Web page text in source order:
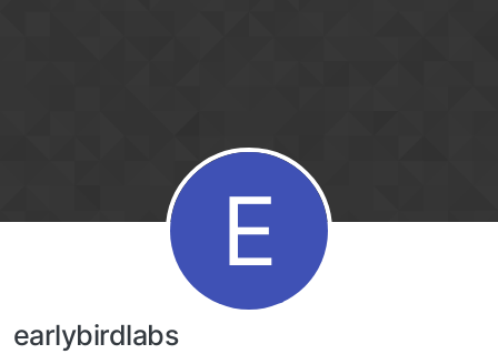
E
earlybirdlabs